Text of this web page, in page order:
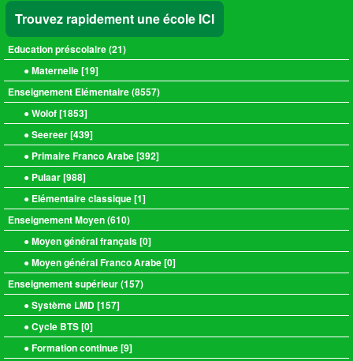
Trouvez rapidement une école ICI
Education préscolaire (21)
● Maternelle [19]
Enseignement Elémentaire (8557)
● Wolof [1853]
● Seereer [439]
● Primaire Franco Arabe [392]
● Pulaar [988]
● Elémentaire classique [1]
Enseignement Moyen (610)
● Moyen général français [0]
● Moyen général Franco Arabe [0]
Enseignement supérieur (157)
● Système LMD [157]
● Cycle BTS [0]
● Formation continue [9]